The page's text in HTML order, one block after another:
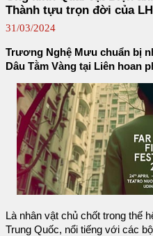
Thành tựu trọn đời của
31/03/2024
Trương Nghệ Mưu chuẩn bị
Dâu Tằm Vàng tại Liên hoan
Là nhân vật chủ chốt trong thế
Trung Quốc, nổi tiếng với các